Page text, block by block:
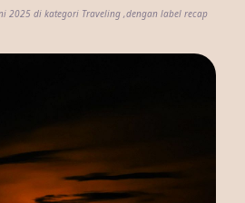
2025 di kategori Traveling ,dengan label recap